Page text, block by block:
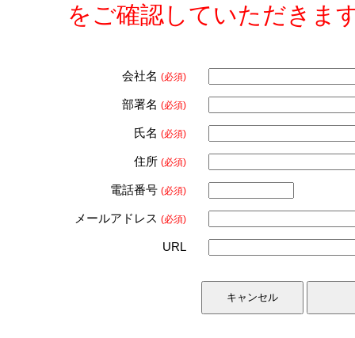
をご確認していただきま
会社名 (必須)
部署名 (必須)
氏名 (必須)
住所 (必須)
電話番号 (必須)
メールアドレス (必須)
URL